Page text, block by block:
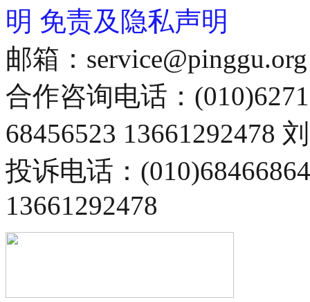
明 免责及隐私声明
邮箱：service@pinggu.org
合作咨询电话：
68456523 13661292478
投诉电话：
13661292478